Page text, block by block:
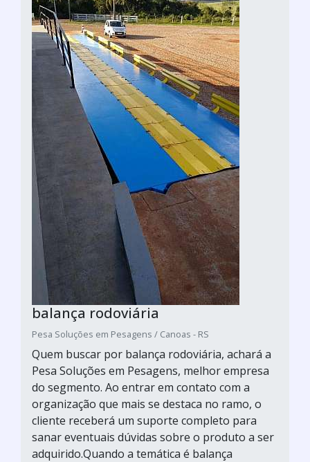
balança rodoviária
Pesa Soluções em Pesagens / Canoas - RS
Quem buscar por balança rodoviária, achará a
Pesa Soluções em Pesagens, melhor empresa
do segmento. Ao entrar em contato com a
organização que mais se destaca no ramo, o
cliente receberá um suporte completo para
sanar eventuais dúvidas sobre o produto a ser
adquirido.Quando a temática é balança